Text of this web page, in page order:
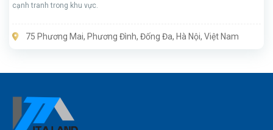
cạnh tranh trong khu vực.
75 Phương Mai, Phương Đình, Đống Đa, Hà Nội, Việt Nam